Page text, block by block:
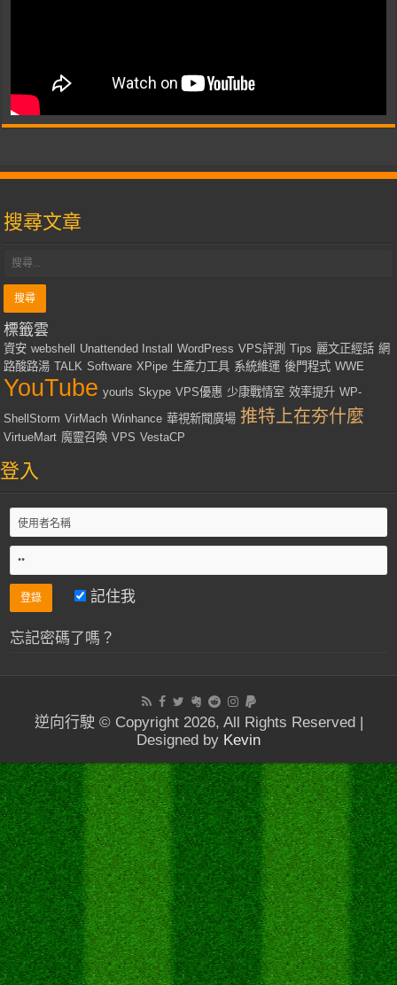
搜尋文章
標籤雲
資安 webshell Unattended Install WordPress VPS評測 Tips 麗文正經話 網
路酸路湯 TALK Software XPipe 生產力工具 系統維運 後門程式 WWE
YouTube yourls Skype VPS優惠 少康戰情室 效率提升 WP-
ShellStorm VirMach Winhance 華視新聞廣場 推特上在夯什麼
VirtueMart 魔靈召喚 VPS VestaCP
登入
記住我
忘記密碼了嗎？
逆向行駛 © Copyright 2026, All Rights Reserved |
Designed by Kevin